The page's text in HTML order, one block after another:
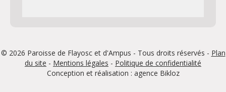
© 2026 Paroisse de Flayosc et d'Ampus - Tous droits réservés - Plan
du site - Mentions légales - Politique de confidentialité
Conception et réalisation : agence Bikloz